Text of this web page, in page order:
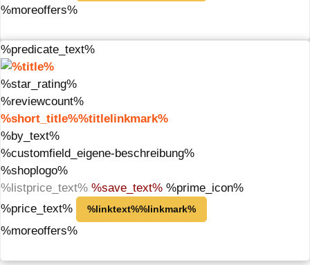
%moreoffers%
%predicate_text%
%star_rating%
%reviewcount%
%short_title%%titlelinkmark%
%by_text%
%customfield_eigene-beschreibung%
%shoplogo%
%listprice_text% %save_text% %prime_icon%
%price_text%
%linktext%%linkmark%
%moreoffers%